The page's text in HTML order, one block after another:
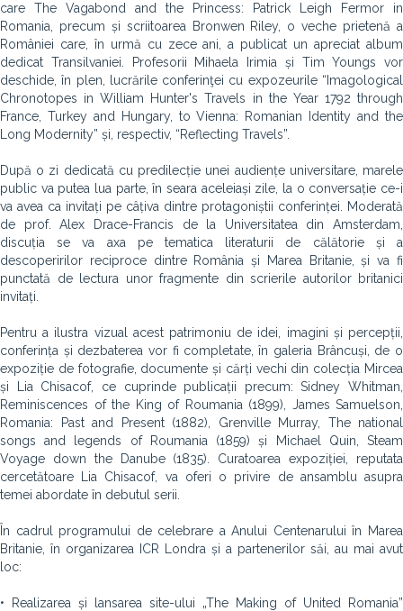
care The Vagabond and the Princess: Patrick Leigh Fermor in
Romania, precum și scriitoarea Bronwen Riley, o veche prietenă a
României care, în urmă cu zece ani, a publicat un apreciat album
dedicat Transilvaniei. Profesorii Mihaela Irimia și Tim Youngs vor
deschide, în plen, lucrările conferinţei cu expozeurile “Imagological
Chronotopes in William Hunter's Travels in the Year 1792 through
France, Turkey and Hungary, to Vienna: Romanian Identity and the
Long Modernity” și, respectiv, “Reflecting Travels”.
După o zi dedicată cu predilecție unei audiențe universitare, marele
public va putea lua parte, în seara aceleiași zile, la o conversație ce-i
va avea ca invitați pe câțiva dintre protagoniștii conferinței. Moderată
de prof. Alex Drace-Francis de la Universitatea din Amsterdam,
discuția se va axa pe tematica literaturii de călătorie și a
descoperirilor reciproce dintre România și Marea Britanie, și va fi
punctată de lectura unor fragmente din scrierile autorilor britanici
invitați.
Pentru a ilustra vizual acest patrimoniu de idei, imagini și percepții,
conferința și dezbaterea vor fi completate, în galeria Brâncuși, de o
expoziție de fotografie, documente și cărți vechi din colecția Mircea
și Lia Chisacof, ce cuprinde publicații precum: Sidney Whitman,
Reminiscences of the King of Roumania (1899), James Samuelson,
Romania: Past and Present (1882), Grenville Murray, The national
songs and legends of Roumania (1859) și Michael Quin, Steam
Voyage down the Danube (1835). Curatoarea expoziției, reputata
cercetătoare Lia Chisacof, va oferi o privire de ansamblu asupra
temei abordate în debutul serii.
În cadrul programului de celebrare a Anului Centenarului în Marea
Britanie, în organizarea ICR Londra și a partenerilor săi, au mai avut
loc:
• Realizarea și lansarea site-ului „The Making of United Romania”